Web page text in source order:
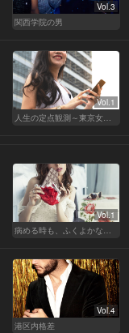
Vol.3
関西学院の男
Vol.1
人生の定点観測～東京女の就活事情～
Vol.1
病める時も、ふくよかなる時も
Vol.4
港区内格差